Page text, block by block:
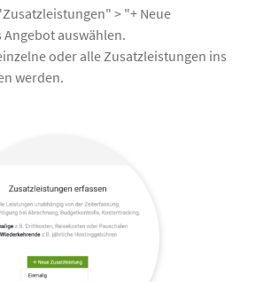
> "+ Neue
auswählen.
oder alle Zusatzleistungen ins
werden.